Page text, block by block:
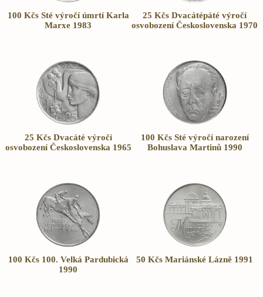
100 Kčs Sté výročí úmrtí Karla
Marxe 1983
25 Kčs Dvacátépáté výročí
osvobození Československa 1970
25 Kčs Dvacáté výročí
osvobození Československa 1965
100 Kčs Sté výročí narození
Bohuslava Martinů 1990
100 Kčs 100. Velká Pardubická
1990
50 Kčs Mariánské Lázně 1991